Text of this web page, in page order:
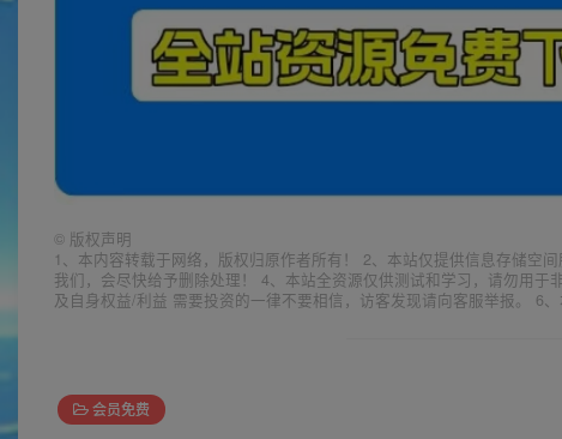
© 版权声明
1、本内容转载于网络，版权归原作者所有！ 2、本站仅提供信息存储空
我们，会尽快给予删除处理！ 4、本站全资源仅供测试和学习，请勿用
及自身权益/利益 需要投资的一律不要相信，访客发现请向客服举报。 6
会员免费